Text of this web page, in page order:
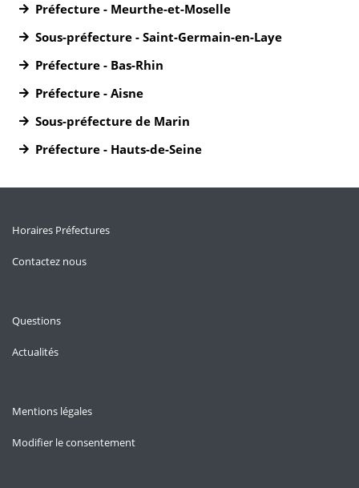
Préfecture - Meurthe-et-Moselle
Sous-préfecture - Saint-Germain-en-Laye
Préfecture - Bas-Rhin
Préfecture - Aisne
Sous-préfecture de Marin
Préfecture - Hauts-de-Seine
Horaires Préfectures
Contactez nous
Questions
Actualités
Mentions légales
Modifier le consentement